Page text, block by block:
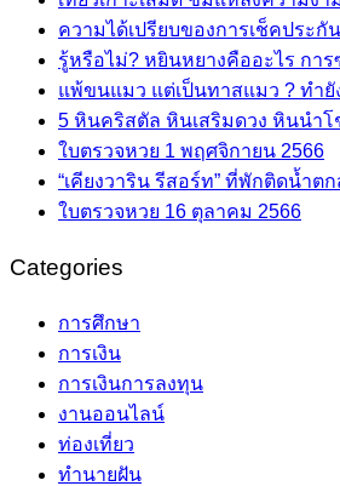
ความได้เปรียบของการเช็คประกั
รู้หรือไม่? หยินหยางคืออะไร ก
แพ้ขนแมว แต่เป็นทาสแมว ? ทำยั
5 หินคริสตัล หินเสริมดวง หินนำ
ใบตรวจหวย 1 พฤศจิกายน 2566
“เคียงวาริน รีสอร์ท” ที่พักติดน้ำต
ใบตรวจหวย 16 ตุลาคม 2566
Categories
การศึกษา
การเงิน
การเงินการลงทุน
งานออนไลน์
ท่องเที่ยว
ทำนายฝัน